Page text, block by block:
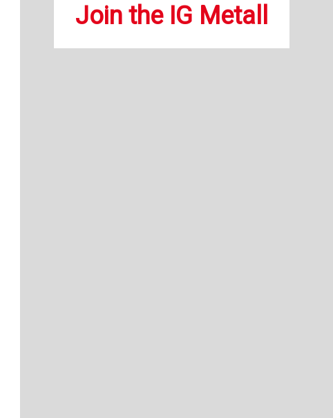
Join the IG Metall